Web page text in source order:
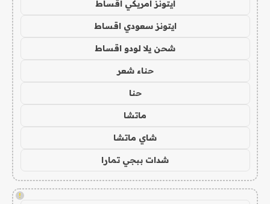
ايتونز امريكي اقساط
ايتونز سعودي اقساط
شحن يلا لودو اقساط
حناء شعر
حنا
ماتشا
شاي ماتشا
شدات ببجي تمارا
!